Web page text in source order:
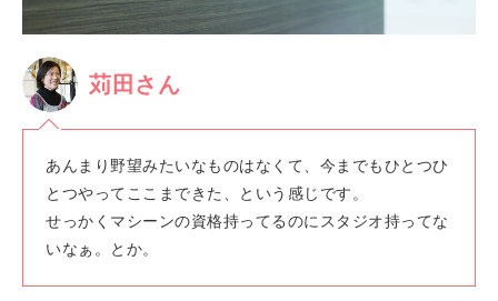
苅田さん
あんまり野望みたいなものはなくて、今までもひとつひ
とつやってここまできた、という感じです。
せっかくマシーンの資格持ってるのにスタジオ持ってな
いなぁ。とか。